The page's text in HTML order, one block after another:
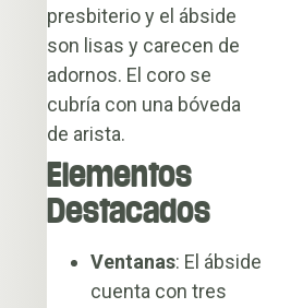
presbiterio y el ábside
son lisas y carecen de
adornos. El coro se
cubría con una bóveda
de arista.
Elementos
Destacados
Ventanas: El ábside
cuenta con tres